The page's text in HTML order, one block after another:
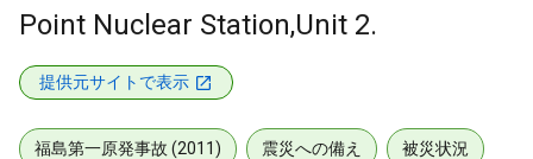
Point Nuclear Station,Unit 2.
提供元サイトで表示
福島第一原発事故 (2011) 震災への備え 被災状況